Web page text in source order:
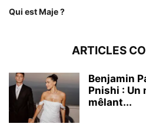
Qui est Maje ?
ARTICLES
Benjamin
Pnishi : Un
mêlant...